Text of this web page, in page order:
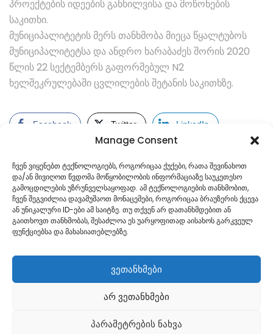
Manage Consent
ჩვენ ვიყენებთ ტექნოლოგიებს, როგორიცაა ქუქები, რათა შევინახოთ
და/ან მივიღოთ წვდომა მოწყობილობის ინფორმაციაზე საუკეთესო
გამოცდილების უზრუნველსაყოფად. ამ ტექნოლოგიების თანხმობით,
ჩვენ შეგვიძლია დავამუშაოთ მონაცემები, როგორიცაა ბრაუზერის ქცევა
ან უნიკალური ID-ები ამ საიტზე. თუ თქვენ არ დათანხმდებით ან
გაითხოვთ თანხმობას, შესაძლოა ეს უარყოფითად აისახოს გარკვეულ
ფუნქციებსა და მახასიათებლებზე.
ვეთანხმები
არ ვეთანხმები
პარამეტრების ნახვა
პროექტების იდეების განხილვისა და მოწონების
საკითხი.
მუნიციპალიტეტის მერს თანხმობა მიეცა წყალტუბოს
მუნიციპალიტეტსა და ანდრო ხარაბაძეს შორის 2020
წლის 22 სექტემბერს გაფორმებულ N2
ხელშეკრულებაში ცვლილების შეტანის საკითხზე.
Facebook Twitter LinkedIn
Georgian